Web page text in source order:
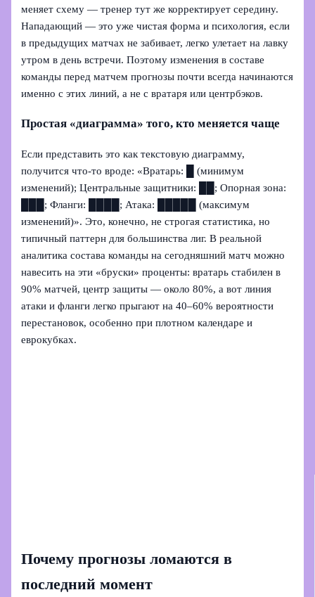
меняет схему — тренер тут же корректирует середину.
Нападающий — это уже чистая форма и психология, если
в предыдущих матчах не забивает, легко улетает на лавку
утром в день встречи. Поэтому изменения в составе
команды перед матчем прогнозы почти всегда начинаются
именно с этих линий, а не с вратаря или центрбэков.
Простая «диаграмма» того, кто меняется чаще
Если представить это как текстовую диаграмму,
получится что-то вроде: «Вратарь: █ (минимум
изменений); Центральные защитники: ██; Опорная зона:
███; Фланги: ████; Атака: █████ (максимум
изменений)». Это, конечно, не строгая статистика, но
типичный паттерн для большинства лиг. В реальной
аналитика состава команды на сегодняшний матч можно
навесить на эти «бруски» проценты: вратарь стабилен в
90% матчей, центр защиты — около 80%, а вот линия
атаки и фланги легко прыгают на 40–60% вероятности
перестановок, особенно при плотном календаре и
еврокубках.
Почему прогнозы ломаются в
последний момент